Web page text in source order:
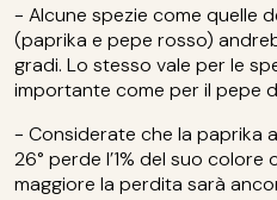
- Alcune spezie come quelle
(paprika e pepe rosso)
gradi. Lo stesso vale per le
importante come per il pepe
- Considerate che la paprika
26° perde l’1% del suo
maggiore la perdita sarà